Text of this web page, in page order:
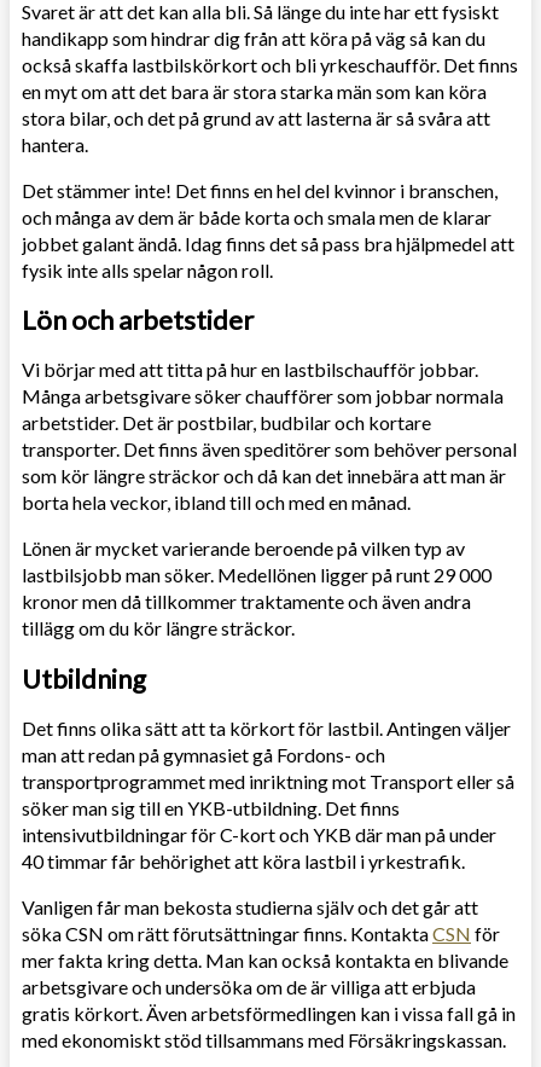
Svaret är att det kan alla bli. Så länge du inte har ett fysiskt
handikapp som hindrar dig från att köra på väg så kan du
också skaffa lastbilskörkort och bli yrkeschaufför. Det finns
en myt om att det bara är stora starka män som kan köra
stora bilar, och det på grund av att lasterna är så svåra att
hantera.
Det stämmer inte! Det finns en hel del kvinnor i branschen,
och många av dem är både korta och smala men de klarar
jobbet galant ändå. Idag finns det så pass bra hjälpmedel att
fysik inte alls spelar någon roll.
Lön och arbetstider
Vi börjar med att titta på hur en lastbilschaufför jobbar.
Många arbetsgivare söker chaufförer som jobbar normala
arbetstider. Det är postbilar, budbilar och kortare
transporter. Det finns även speditörer som behöver personal
som kör längre sträckor och då kan det innebära att man är
borta hela veckor, ibland till och med en månad.
Lönen är mycket varierande beroende på vilken typ av
lastbilsjobb man söker. Medellönen ligger på runt 29 000
kronor men då tillkommer traktamente och även andra
tillägg om du kör längre sträckor.
Utbildning
Det finns olika sätt att ta körkort för lastbil. Antingen väljer
man att redan på gymnasiet gå Fordons- och
transportprogrammet med inriktning mot Transport eller så
söker man sig till en YKB-utbildning. Det finns
intensivutbildningar för C-kort och YKB där man på under
40 timmar får behörighet att köra lastbil i yrkestrafik.
Vanligen får man bekosta studierna själv och det går att
söka CSN om rätt förutsättningar finns. KontaktaCSN för
mer fakta kring detta. Man kan också kontakta en blivande
arbetsgivare och undersöka om de är villiga att erbjuda
gratis körkort. Även arbetsförmedlingen kan i vissa fall gå in
med ekonomiskt stöd tillsammans med Försäkringskassan.